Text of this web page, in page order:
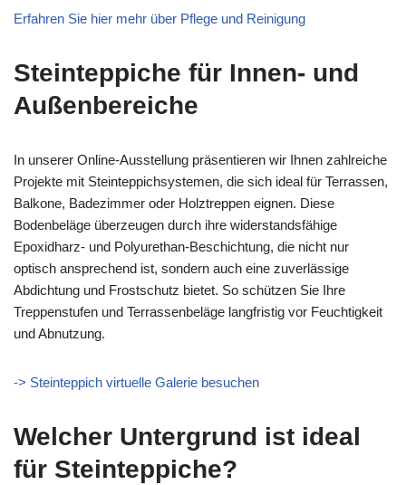
Erfahren Sie hier mehr über Pflege und Reinigung
Steinteppiche für Innen- und
Außenbereiche
In unserer Online-Ausstellung präsentieren wir Ihnen zahlreiche
Projekte mit Steinteppichsystemen, die sich ideal für Terrassen,
Balkone, Badezimmer oder Holztreppen eignen. Diese
Bodenbeläge überzeugen durch ihre widerstandsfähige
Epoxidharz- und Polyurethan-Beschichtung, die nicht nur
optisch ansprechend ist, sondern auch eine zuverlässige
Abdichtung und Frostschutz bietet. So schützen Sie Ihre
Treppenstufen und Terrassenbeläge langfristig vor Feuchtigkeit
und Abnutzung.
-> Steinteppich virtuelle Galerie besuchen
Welcher Untergrund ist ideal
für Steinteppiche?